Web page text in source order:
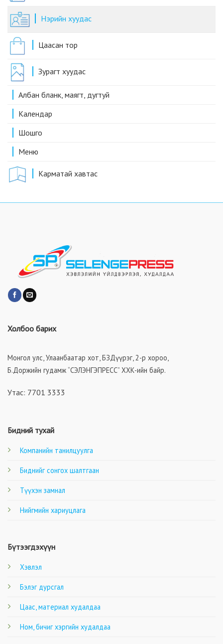
Нэрийн хуудас
Цаасан тор
Зурагт хуудас
Албан бланк, маягт, дугтуй
Календар
Шошго
Меню
Карматай хавтас
Бидний тухай
Компанийн танилцуулга
Биднийг сонгох шалтгаан
Түүхэн замнал
Нийгмийн хариуцлага
Бүтээгдэхүүн
Хэвлэл
Бэлэг дурсгал
Цаас, материал худалдаа
Ном, бичиг хэргийн худалдаа
Холбоо барих
Монгол улс, Улаанбаатар хот, БЗДүүрэг, 2-р хороо,
Б.Доржийн гудамж “СЭЛЭНГЭПРЕСС” ХХК-ийн байр.
Утас: 7701 3333